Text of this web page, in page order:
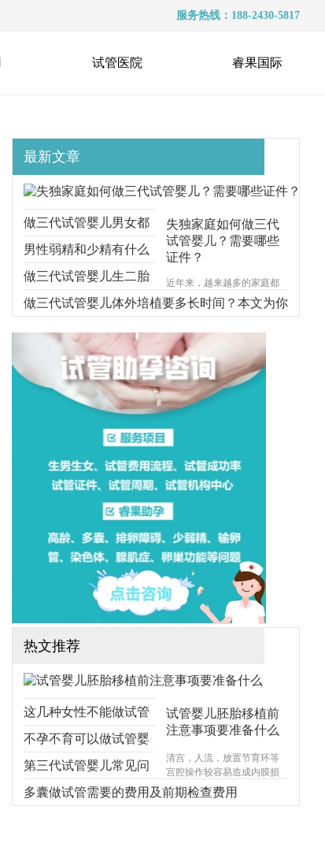
服务热线：188-2430-5817
试管医院 睿果国际
最新文章
失独家庭如何做三代
试管婴儿？需要哪些
证件？
近年来，越来越多的家庭都
遭受着失去孩子的痛苦，对
于失独家庭的来说，再生育
安慰方式。那么，失独家庭
想做三代试管可行吗？需要
哪些手续？（如果还想了解
更多的试管婴儿流程、费
用、成功率，可点击在线咨
询，询问专业顾问，解决相
做三代试管婴儿男女都
要准备什么？本文跟你
说明一切
男性弱精和少精有什么
区别？能不能做三代试
管？
做三代试管婴儿生二胎
要考虑什么问题？本文
给你解释清楚
做三代试管婴儿体外培植要多长时间？本文为你
步步分解
热文推荐
试管婴儿胚胎移植前
注意事项要准备什么
清宫，人流，放置节育环等
宫腔操作较容易造成内膜损
伤，使基底层受损，造成宫
腔内形成粘连，宫腔形态异
这几种女性不能做试管
婴儿，不能！不能！不
能！
不孕不育可以做试管婴
儿吗？
第三代试管婴儿常见问
题，你想知道的都在
多囊做试管需要的费用及前期检查费用